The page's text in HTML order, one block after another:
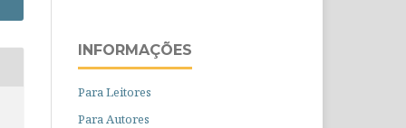
INFORMAÇÕES
Para Leitores
Para Autores